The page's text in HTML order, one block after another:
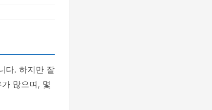
다. 하지만 잘
많으며, 몇